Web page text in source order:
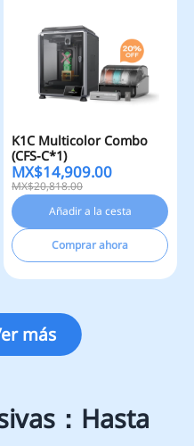
K1C Multicolor Combo
(CFS-C*1)
MX$14,909.00
MX$20,818.00
Añadir a la cesta
Comprar ahora
más